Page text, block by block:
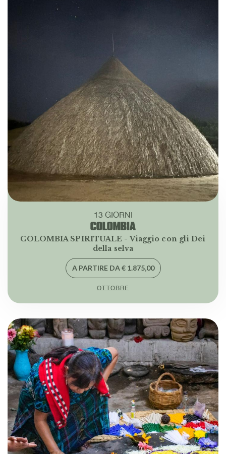
13 GIORNI
COLOMBIA
COLOMBIA SPIRITUALE - Viaggio con gli Dei
della selva
A PARTIRE DA € 1.875,00
OTTOBRE